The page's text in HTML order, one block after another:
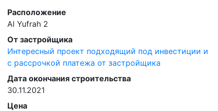
Расположение
Al Yufrah 2
От застройщика
Интересный проект подходящий под инвестиции и
с рассрочкой платежа от застройщика
Дата окончания строительства
30.11.2021
Цена